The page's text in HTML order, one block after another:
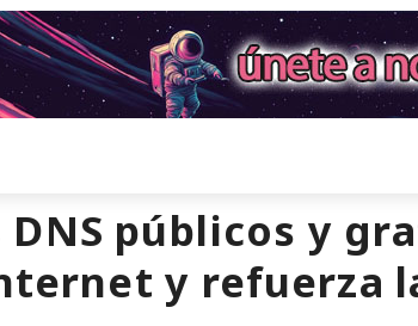
públicos y
y refuerza